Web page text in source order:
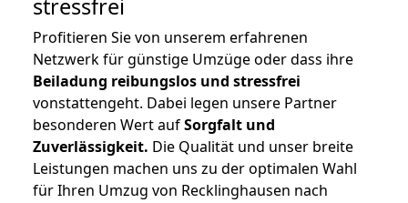
stressfrei
Profitieren Sie von unserem erfahrenen
Netzwerk für günstige Umzüge oder dass ihre
Beiladung reibungslos und stressfrei
vonstattengeht. Dabei legen unsere Partner
besonderen Wert aufSorgfalt und
Zuverlässigkeit. Die Qualität und unser breite
Leistungen machen uns zu der optimalen Wahl
für Ihren Umzug von Recklinghausen nach